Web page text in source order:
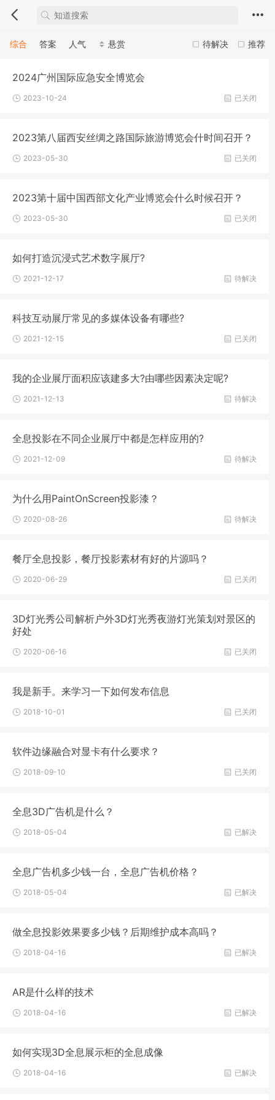
推荐
待解决
综合 答案 人气 悬赏
2024广州国际应急安全博览会
已关闭
2023-10-24
2023第八届西安丝绸之路国际旅游博览会什时间召开？
已关闭
2023-05-30
2023第十届中国西部文化产业博览会什么时候召开？
已关闭
2023-05-30
如何打造沉浸式艺术数字展厅?
待解决
2021-12-17
科技互动展厅常见的多媒体设备有哪些?
已关闭
2021-12-15
我的企业展厅面积应该建多大?由哪些因素决定呢?
待解决
2021-12-13
全息投影在不同企业展厅中都是怎样应用的?
待解决
2021-12-09
为什么用PaintOnScreen投影漆？
待解决
2020-08-26
餐厅全息投影，餐厅投影素材有好的片源吗？
已关闭
2020-06-29
3D灯光秀公司解析户外3D灯光秀夜游灯光策划对景区的
好处
已关闭
2020-06-16
我是新手。来学习一下如何发布信息
已关闭
2018-10-01
软件边缘融合对显卡有什么要求？
已关闭
2018-09-10
全息3D广告机是什么？
已解决
2018-05-04
全息广告机多少钱一台，全息广告机价格？
已解决
2018-05-04
做全息投影效果要多少钱？后期维护成本高吗？
已解决
2018-04-16
AR是什么样的技术
已解决
2018-04-16
如何实现3D全息展示柜的全息成像
已解决
2018-04-16